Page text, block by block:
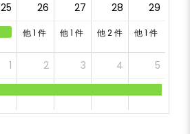
25 26 27 28 29
他 1 件 他 1 件 他 2 件 他 1 件
1 2 3 4 5